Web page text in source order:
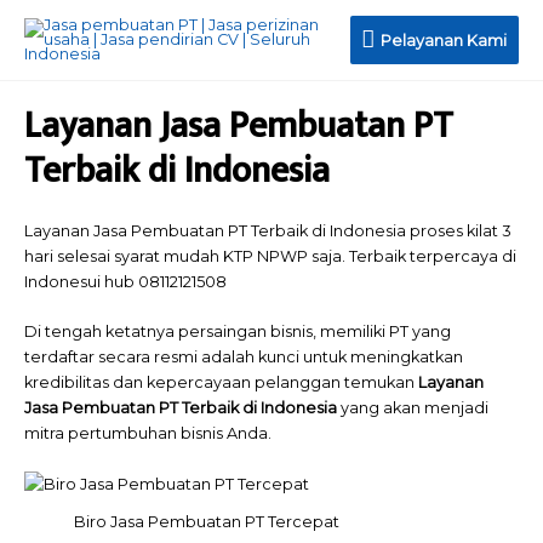
Pelayanan
Pelayanan Kami
Layanan Jasa Pembuatan PT
Terbaik di Indonesia
Layanan Jasa Pembuatan PT Terbaik di Indonesia proses kilat 3
hari selesai syarat mudah KTP NPWP saja. Terbaik terpercaya di
Indonesui hub 08112121508
Di tengah ketatnya persaingan bisnis, memiliki PT yang
terdaftar secara resmi adalah kunci untuk meningkatkan
kredibilitas dan kepercayaan pelanggan temukan Layanan
Jasa Pembuatan PT Terbaik di Indonesia yang akan menjadi
mitra pertumbuhan bisnis Anda.
Biro Jasa Pembuatan PT Tercepat